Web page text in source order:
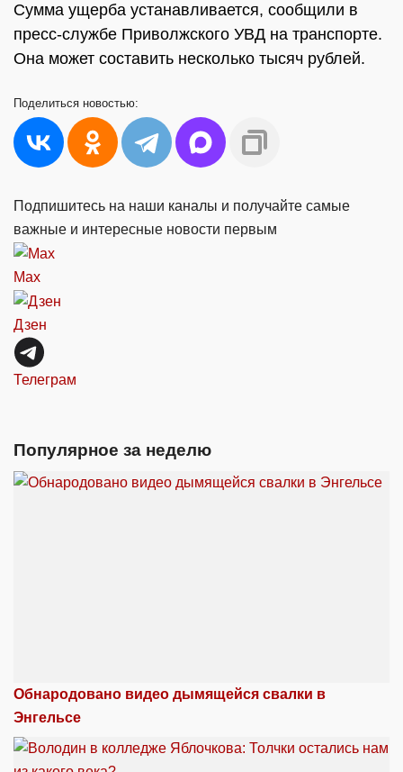
Сумма ущерба устанавливается, сообщили в
пресс-службе Приволжского УВД на транспорте.
Она может составить несколько тысяч рублей.
Поделиться новостью:
Подпишитесь на наши каналы и получайте самые
важные и интересные новости первым
Max
Дзен
Телеграм
Популярное за неделю
Обнародовано видео дымящейся свалки в
Энгельсе